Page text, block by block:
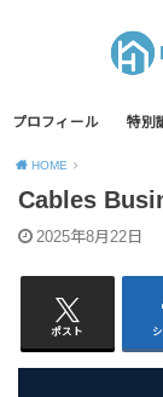
プロフィール 特別
HOME
Cables
2025年8月22日
ポスト